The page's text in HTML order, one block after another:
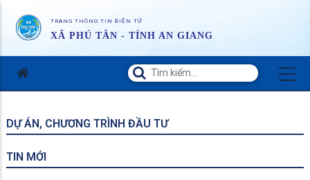
TRANG THÔNG TIN ĐIỆN TỬ
XÃ PHÚ TÂN - TỈNH AN GIANG
DỰ ÁN, CHƯƠNG TRÌNH ĐẦU TƯ
TIN MỚI